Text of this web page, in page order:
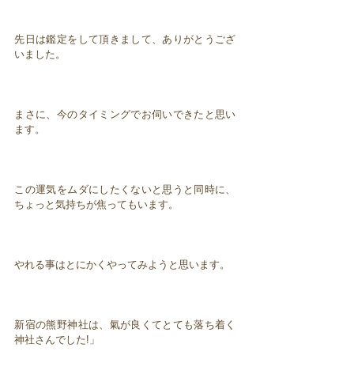
先日は鑑定をして頂きまして、ありがとうござ
いました。
まさに、今のタイミングでお伺いできたと思い
ます。
この運気をムダにしたくないと思うと同時に、
ちょっと気持ちが焦ってもいます。
やれる事はとにかくやってみようと思います。
新宿の熊野神社は、氣が良くてとても落ち着く
神社さんでした!」